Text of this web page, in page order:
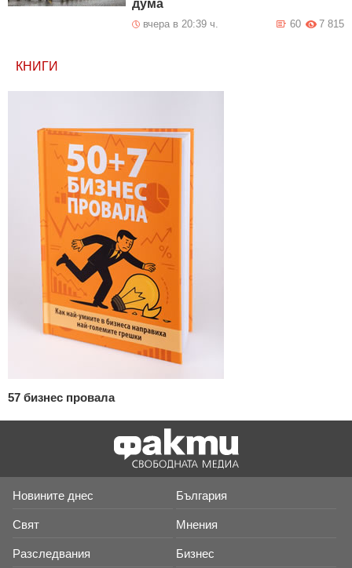
дума
вчера в 20:39 ч. 7 815
60
КНИГИ
57 бизнес провала
Новините днес България
Свят Мнения
Разследвания Бизнес